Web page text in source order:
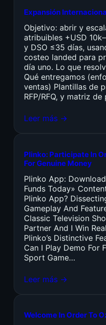
Expansión
Objetivo: abrir y
atribuibles +USD
y DSO ≤35 días,
costeo landed para
día uno. Lo que
Qué entregamos
ventas) Plantillas de
RFP/RFQ, y matriz de
Leer más →
Plinko: Participate In
For Genuine Money
Plinko App:
Funds Today»
Plinko App?
Gameplay And
Classic Television
Partner And I Win
Plinko’s Distinctive
Can I Play Demo For
Sport Game…
Leer más →
Welcome In Order To